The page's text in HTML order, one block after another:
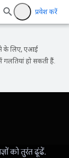
प्रवेश करें
के लिए, एआई
हो सकती हैं.
को तुरंत ढूंढें.